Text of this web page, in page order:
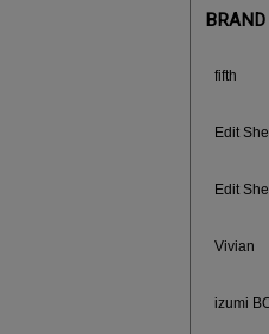
BRAND
fifth
Edit
Edit
Vivian
izumi